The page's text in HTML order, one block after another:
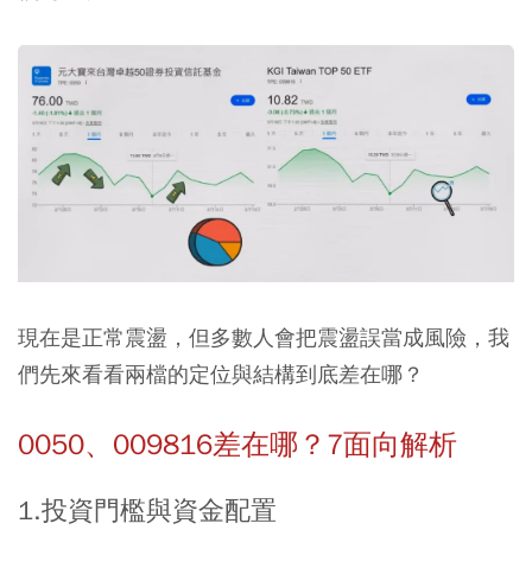
現在是正常震盪，但多數人會把震盪誤當成風險，我
們先來看看兩檔的定位與結構到底差在哪？
0050、009816差在哪？7面向解析
1.投資門檻與資金配置